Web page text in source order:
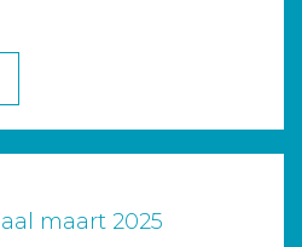
maart 2025